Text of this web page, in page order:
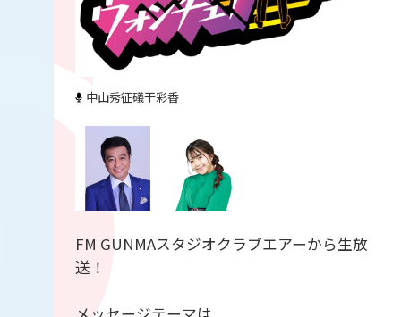
中山秀征礒干彩香
FM GUNMAスタジオクラブエアーから生放
送！